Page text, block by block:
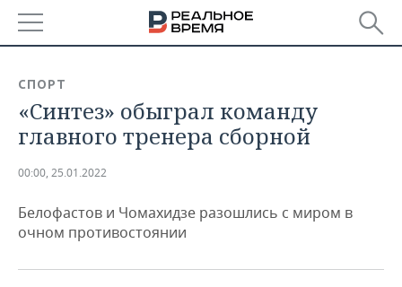
БАШКОРТОСТАН
ТАТАРСТАН
НОВОСТИ
АНАЛИТИКА
ДЕКЛАРАЦИИ О ДОХОДАХ
КОРОЛИ ГОСЗАКАЗА ПФО
НОВОСТИ ЭКОНОМИКИ
ФИНАНСЫ
ПРОМЫШЛЕННОСТЬ
НОВОСТИ
НЕДВИЖИМОСТЬ
СПОРТ
«Синтез» обыграл команду
главного тренера сборной
00:00, 25.01.2022
Белофастов и Чомахидзе разошлись с миром в
очном противостоянии